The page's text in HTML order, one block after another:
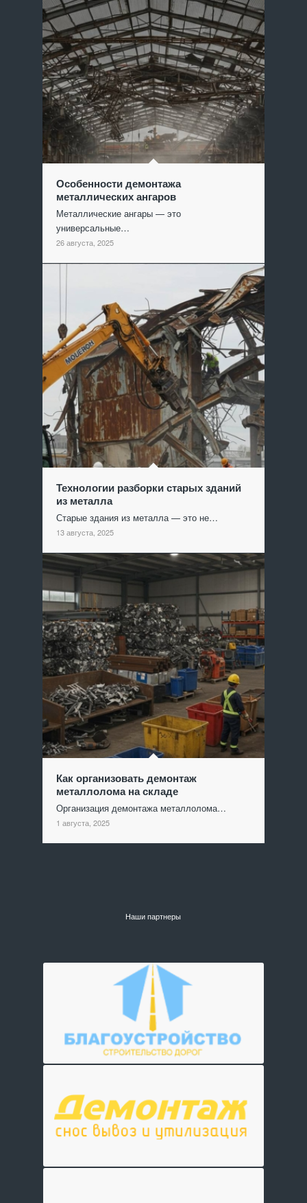
Особенности демонтажа
металлических ангаров
Металлические ангары — это
универсальные…
26 августа, 2025
Технологии разборки старых зданий
из металла
Старые здания из металла — это не…
13 августа, 2025
Как организовать демонтаж
металлолома на складе
Организация демонтажа металлолома…
1 августа, 2025
Наши партнеры